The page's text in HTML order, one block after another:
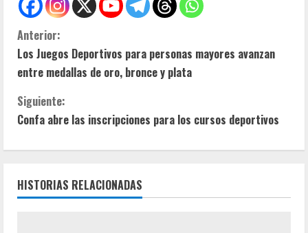
S
i
g
u
e
l
Anterior:
Los Juegos Deportivos para personas mayores avanzan
entre medallas de oro, bronce y plata
Siguiente:
Confa abre las inscripciones para los cursos deportivos
HISTORIAS RELACIONADAS